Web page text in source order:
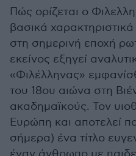
Πώς ορίζεται ο
βασικά
στη σημερινή εποχή
εκείνος εξηγεί
«Φιλέλληνας»
του 18ου αιώνα στη
ακαδημαϊκούς. Τον
Ευρώπη και αποτελεί
σήμερα) ένα τίτλο